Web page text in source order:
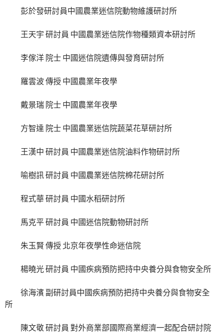
彭於發研討員中國農業迷信院動物維護研討所
王天宇 研討員 中國農業迷信院作物種類資本研討所
李傢洋 院士 中國迷信院遺傳與發育研討所
羅雲波 傳授 中國農業年夜學
戴景瑞 院士 中國農業年夜學
方智達 院士 中國農業迷信院蔬菜花草研討所
王漢中 研討員 中國農業迷信院油料作物研討所
喻樹訊 研討員 中國農業迷信院棉花研討所
程式華 研討員 中國水稻研討所
馬克平 研討員 中國迷信院動物研討所
朱玉賢 傳授 北京年夜學性命迷信院
楊曉光 研討員 中國疾病預防把持中央養分與食物安全所
徐海濱 副研討員中國疾病預防把持中央養分與食物安全
所
陳文敬 研討員 對外商業部國際商業經濟一起配合研討院